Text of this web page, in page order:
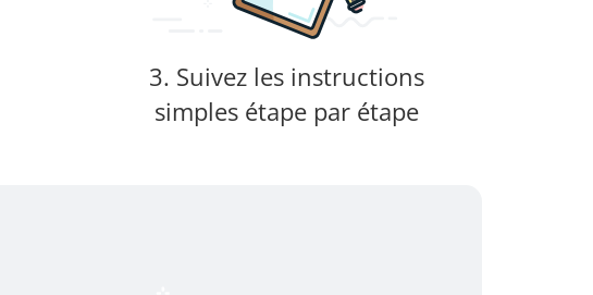
3. Suivez les instructions
simples étape par étape